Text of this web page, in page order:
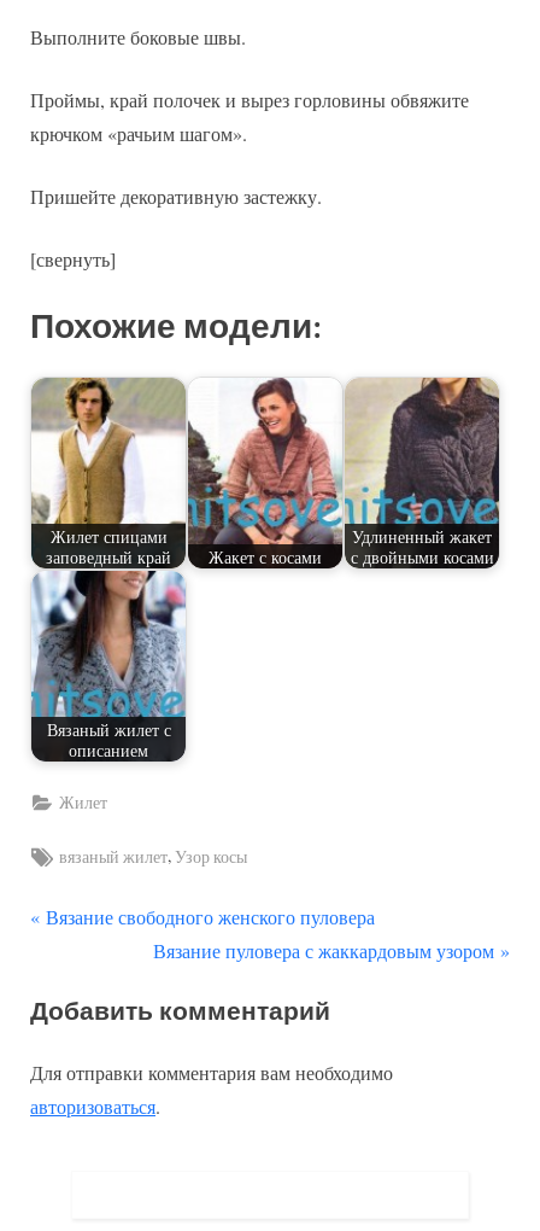
Выполните боковые швы.
Проймы, край полочек и вырез горловины обвяжите
крючком «рачьим шагом».
Пришейте декоративную застежку.
[свернуть]
Похожие модели:
Жилет спицами
заповедный край
Жакет с косами
Удлиненный жакет
с двойными косами
Вязаный жилет с
описанием
Жилет
Tags:
вязаный жилет,Узор косы
Навигация
записям
П
д
д
у
Вязание свободного женского пуловера
С
е
у
ю
Вязание пуловера с жаккардовым узором
Добавить комментарий
Для отправки комментария вам необходимо
авторизоваться.